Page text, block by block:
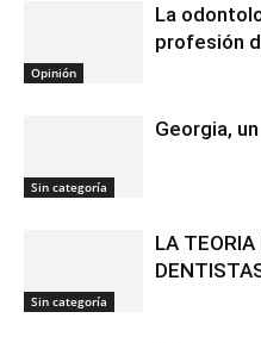
Opinión
La
profesión
Sin categoría
Georgia,
Sin categoría
LA TEORIA